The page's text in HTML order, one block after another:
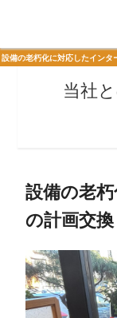
当社
設備の老
の計画交換